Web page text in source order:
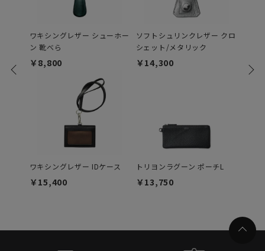
ワキシングレザー シューホー
ン 靴べら
￥8,800
ワキシングレザー IDケース
￥15,400
ソフトシュリンクレザー クロ
シェット/メタリック
￥14,300
トリヨンラグーン ポーチL
￥13,750